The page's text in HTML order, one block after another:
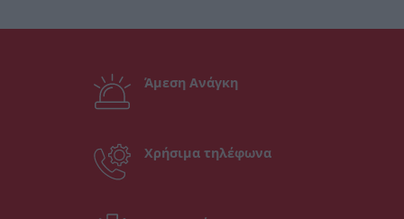
Άμεση Ανάγκη
Χρήσιμα τηλέφωνα